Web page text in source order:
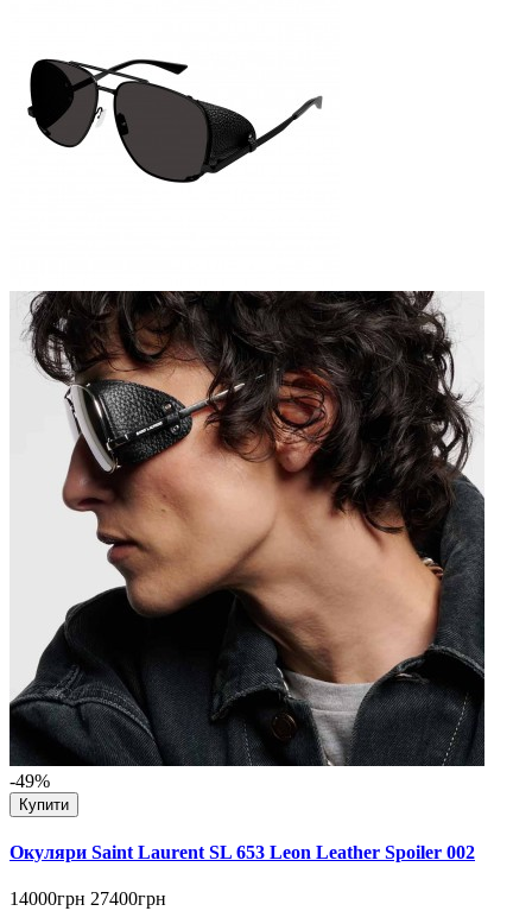
-49%
Купити
Окуляри Saint Laurent SL 653 Leon Leather Spoiler 002
14000грн 27400грн